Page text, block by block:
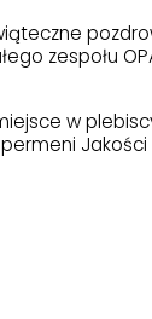
zespołu
w
Jakości